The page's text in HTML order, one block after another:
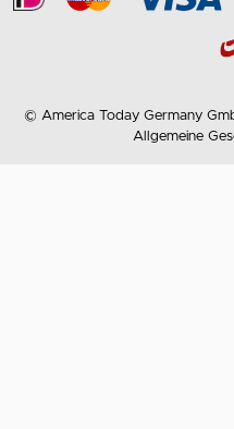
© America Today Germany
Allgemeine